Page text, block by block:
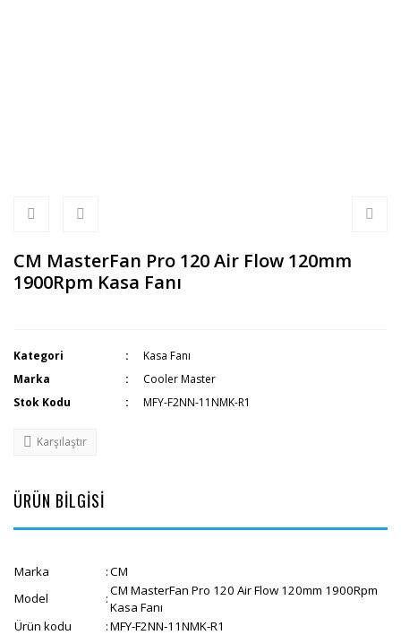
CM MasterFan Pro 120 Air Flow 120mm
1900Rpm Kasa Fanı
Kategori
Kasa Fanı
Marka
Cooler Master
Stok Kodu
MFY-F2NN-11NMK-R1
Karşılaştır
ÜRÜN BİLGİSİ
Marka :CM
Model
:CM MasterFan Pro 120 Air Flow 120mm 1900Rpm
Kasa Fanı
Ürün kodu
:MFY-F2NN-11NMK-R1